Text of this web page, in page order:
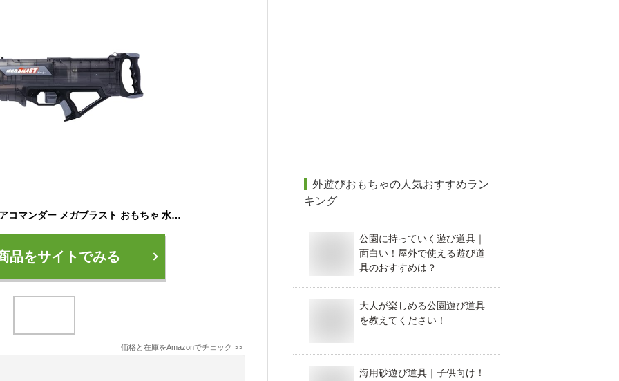
マルカ(Maruka) アクアコマンダー メガブラスト おもちゃ 水鉄砲 ウォーターガン 12歳以上 電池不要 174942
品をサイトでみる
価格と在庫をAmazonでチェック >>
外遊びおもちゃの人気おすすめラン
キング
公園に持っていく遊び道具｜
面白い！屋外で使える遊び道
具のおすすめは？
大人が楽しめる公園遊び道具
を教えてください！
海用砂遊び道具｜子供向け！